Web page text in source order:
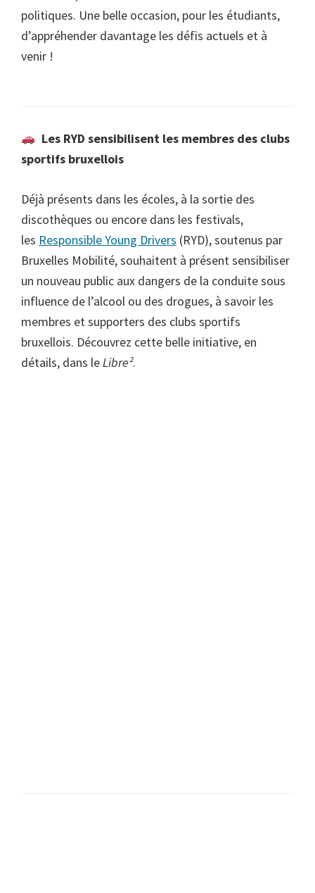
politiques. Une belle occasion, pour les étudiants,
d’appréhender davantage les défis actuels et à
venir !
Les RYD sensibilisent les membres des clubs
sportifs bruxellois
Déjà présents dans les écoles, à la sortie des
discothèques ou encore dans les festivals,
les Responsible Young Drivers (RYD), soutenus par
Bruxelles Mobilité, souhaitent à présent sensibiliser
un nouveau public aux dangers de la conduite sous
influence de l’alcool ou des drogues, à savoir les
membres et supporters des clubs sportifs
bruxellois. Découvrez cette belle initiative, en
détails, dans leLibre².